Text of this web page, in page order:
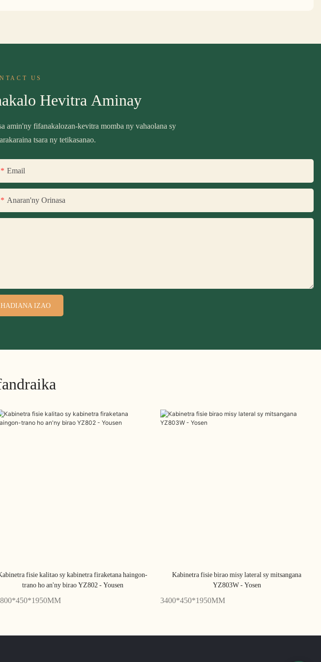
US
Hevitra Aminay
amin'ny fifanakalozan-kevitra momba ny vahaolana sy
tsara ny tetikasanao.
Email
Anaran'ny Orinasa
IZAO
fisie kalitao sy kabinetra firaketana haingon-
trano ho an'ny birao YZ802 - Yousen
Kabinetra fisie birao misy lateral sy mitsangana
YZ803W - Yosen
3400*450*1950MM